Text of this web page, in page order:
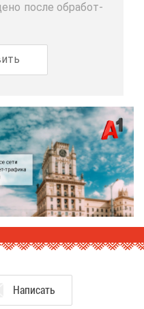
по­сле об­ра­бот­
На­пи­сать